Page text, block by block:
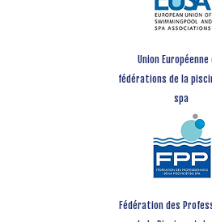
Union Européenne
fédérations de la
spa
Fédération des